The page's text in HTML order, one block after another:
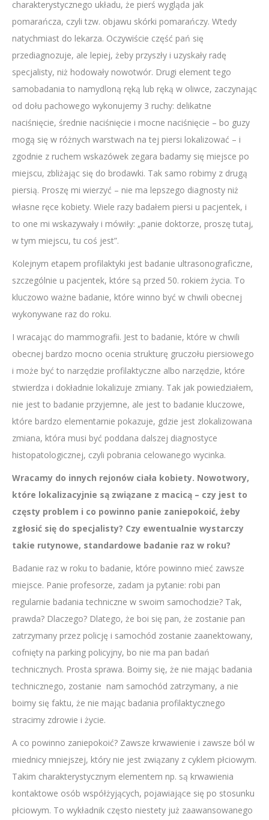
charakterystycznego układu, że pierś wygląda jak
pomarańcza, czyli tzw. objawu skórki pomarańczy. Wtedy
natychmiast do lekarza. Oczywiście część pań się
przediagnozuje, ale lepiej, żeby przyszły i uzyskały radę
specjalisty, niż hodowały nowotwór. Drugi element tego
samobadania to namydloną ręką lub ręką w oliwce, zaczynając
od dołu pachowego wykonujemy 3 ruchy: delikatne
naciśnięcie, średnie naciśnięcie i mocne naciśnięcie – bo guzy
mogą się w różnych warstwach na tej piersi lokalizować – i
zgodnie z ruchem wskazówek zegara badamy się miejsce po
miejscu, zbliżając się do brodawki. Tak samo robimy z drugą
piersią. Proszę mi wierzyć – nie ma lepszego diagnosty niż
własne ręce kobiety. Wiele razy badałem piersi u pacjentek, i
to one mi wskazywały i mówiły: „panie doktorze, proszę tutaj,
w tym miejscu, tu coś jest”.
Kolejnym etapem profilaktyki jest badanie ultrasonograficzne,
szczególnie u pacjentek, które są przed 50. rokiem życia. To
kluczowo ważne badanie, które winno być w chwili obecnej
wykonywane raz do roku.
I wracając do mammografii. Jest to badanie, które w chwili
obecnej bardzo mocno ocenia strukturę gruczołu piersiowego
i może być to narzędzie profilaktyczne albo narzędzie, które
stwierdza i dokładnie lokalizuje zmiany. Tak jak powiedziałem,
nie jest to badanie przyjemne, ale jest to badanie kluczowe,
które bardzo elementarnie pokazuje, gdzie jest zlokalizowana
zmiana, która musi być poddana dalszej diagnostyce
histopatologicznej, czyli pobrania celowanego wycinka.
Wracamy do innych rejonów ciała kobiety. Nowotwory,
które lokalizacyjnie są związane z macicą – czy jest to
częsty problem i co powinno panie zaniepokoić, żeby
zgłosić się do specjalisty? Czy ewentualnie wystarczy
takie rutynowe, standardowe badanie raz w roku?
Badanie raz w roku to badanie, które powinno mieć zawsze
miejsce. Panie profesorze, zadam ja pytanie: robi pan
regularnie badania techniczne w swoim samochodzie? Tak,
prawda? Dlaczego? Dlatego, że boi się pan, że zostanie pan
zatrzymany przez policję i samochód zostanie zaanektowany,
cofnięty na parking policyjny, bo nie ma pan badań
technicznych. Prosta sprawa. Boimy się, że nie mając badania
technicznego, zostanie nam samochód zatrzymany, a nie
boimy się faktu, że nie mając badania profilaktycznego
stracimy zdrowie i życie.
A co powinno zaniepokoić? Zawsze krwawienie i zawsze ból w
miednicy mniejszej, który nie jest związany z cyklem płciowym.
Takim charakterystycznym elementem np. są krwawienia
kontaktowe osób współżyjących, pojawiające się po stosunku
płciowym. To wykładnik często niestety już zaawansowanego